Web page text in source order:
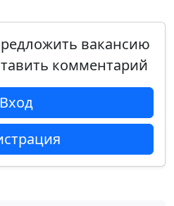
вакансию
комментарий
Вход